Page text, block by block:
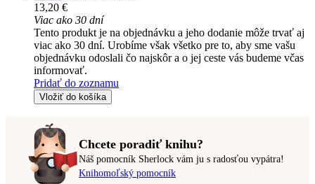
13,20 €
Viac ako 30 dní
Tento produkt je na objednávku a jeho dodanie môže trvať aj
viac ako 30 dní. Urobíme však všetko pre to, aby sme vašu
objednávku odoslali čo najskôr a o jej ceste vás budeme včas
informovať.
Pridať do zoznamu
Vložiť do košíka
Chcete poradiť knihu?
Náš pomocník Sherlock vám ju s radosťou vypátra!
Knihomoľský pomocník